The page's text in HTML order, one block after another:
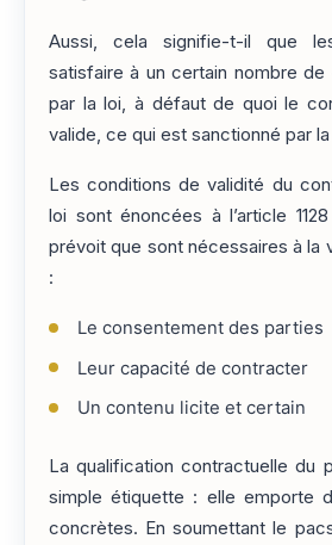
Aussi, cela signifie-t-il que
satisfaire à un certain nombre
par la loi, à défaut de quoi le
valide, ce qui est sanctionné par la
Les conditions de validité du
loi sont énoncées à l’article
prévoit que sont nécessaires à la
:
Le consentement des parties
Leur capacité de contracter
Un contenu licite et certain
La qualification contractuelle du
simple étiquette : elle emporte
concrètes. En soumettant le